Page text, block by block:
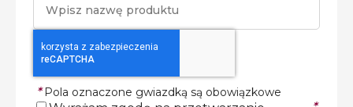
* Pola oznaczone gwiazdką są obowiązkowe